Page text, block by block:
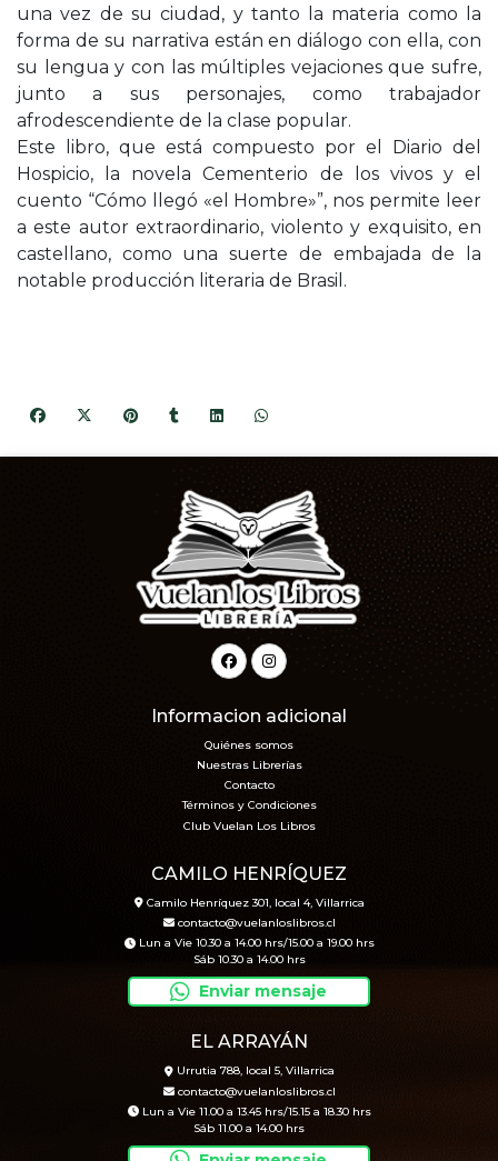
una vez de su ciudad, y tanto la materia como la
forma de su narrativa están en diálogo con ella, con
su lengua y con las múltiples vejaciones que sufre,
junto a sus personajes, como trabajador
afrodescendiente de la clase popular.
Este libro, que está compuesto por el Diario del
Hospicio, la novela Cementerio de los vivos y el
cuento “Cómo llegó «el Hombre»”, nos permite leer
a este autor extraordinario, violento y exquisito, en
castellano, como una suerte de embajada de la
notable producción literaria de Brasil.
Informacion adicional
Quiénes somos
Nuestras Librerías
Contacto
Términos y Condiciones
Club Vuelan Los Libros
CAMILO HENRÍQUEZ
Camilo Henríquez 301, local 4, Villarrica
contacto@vuelanloslibros.cl
Lun a Vie 10.30 a 14.00 hrs/15.00 a 19.00 hrs
Sáb 10.30 a 14.00 hrs
Enviar mensaje
EL ARRAYÁN
Urrutia 788, local 5, Villarrica
contacto@vuelanloslibros.cl
Lun a Vie 11.00 a 13.45 hrs/15.15 a 18.30 hrs
Sáb 11.00 a 14.00 hrs